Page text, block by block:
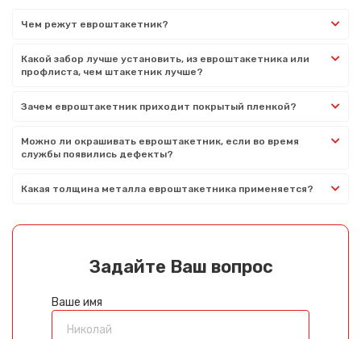
Чем режут евроштакетник?
Какой забор лучше установить, из евроштакетника или
профлиста, чем штакетник лучше?
Зачем евроштакетник приходит покрытый пленкой?
Можно ли окрашивать евроштакетник, если во время
службы появились дефекты?
Какая толщина металла евроштакетника применяется?
Задайте Ваш вопрос
Ваше имя